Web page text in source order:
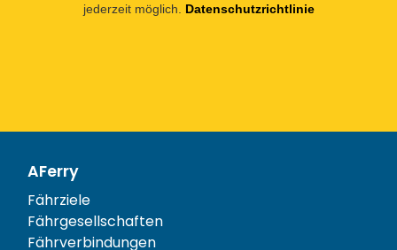
jederzeit möglich.
Datenschutzrichtlinie
AFerry
Fährziele
Fährgesellschaften
Fährverbindungen